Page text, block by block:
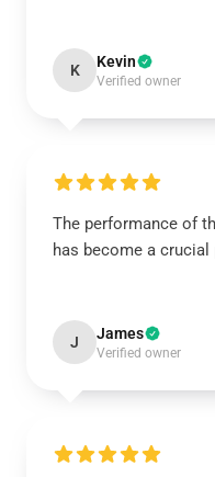
K Kevin
Verified owner
The performance of
has become a
J James
Verified owner